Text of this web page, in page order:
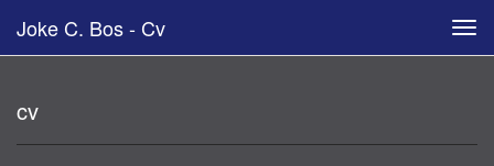
Joke C. Bos - Cv
cv